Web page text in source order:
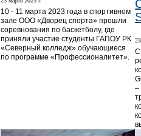
10 - 11 марта 2023 года в спортивном
зале ООО «Дворец спорта» прошли
соревнования по баскетболу, где
приняли участие студенты ГАПОУ РК
«Северный колледж» обучающиеся
по программе «Профессионалитет».
С
–